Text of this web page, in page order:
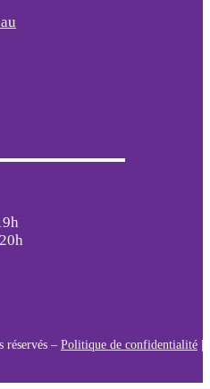
– Politique de confidentialité